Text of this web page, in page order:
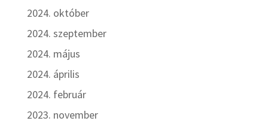
2024. október
2024. szeptember
2024. május
2024. április
2024. február
2023. november